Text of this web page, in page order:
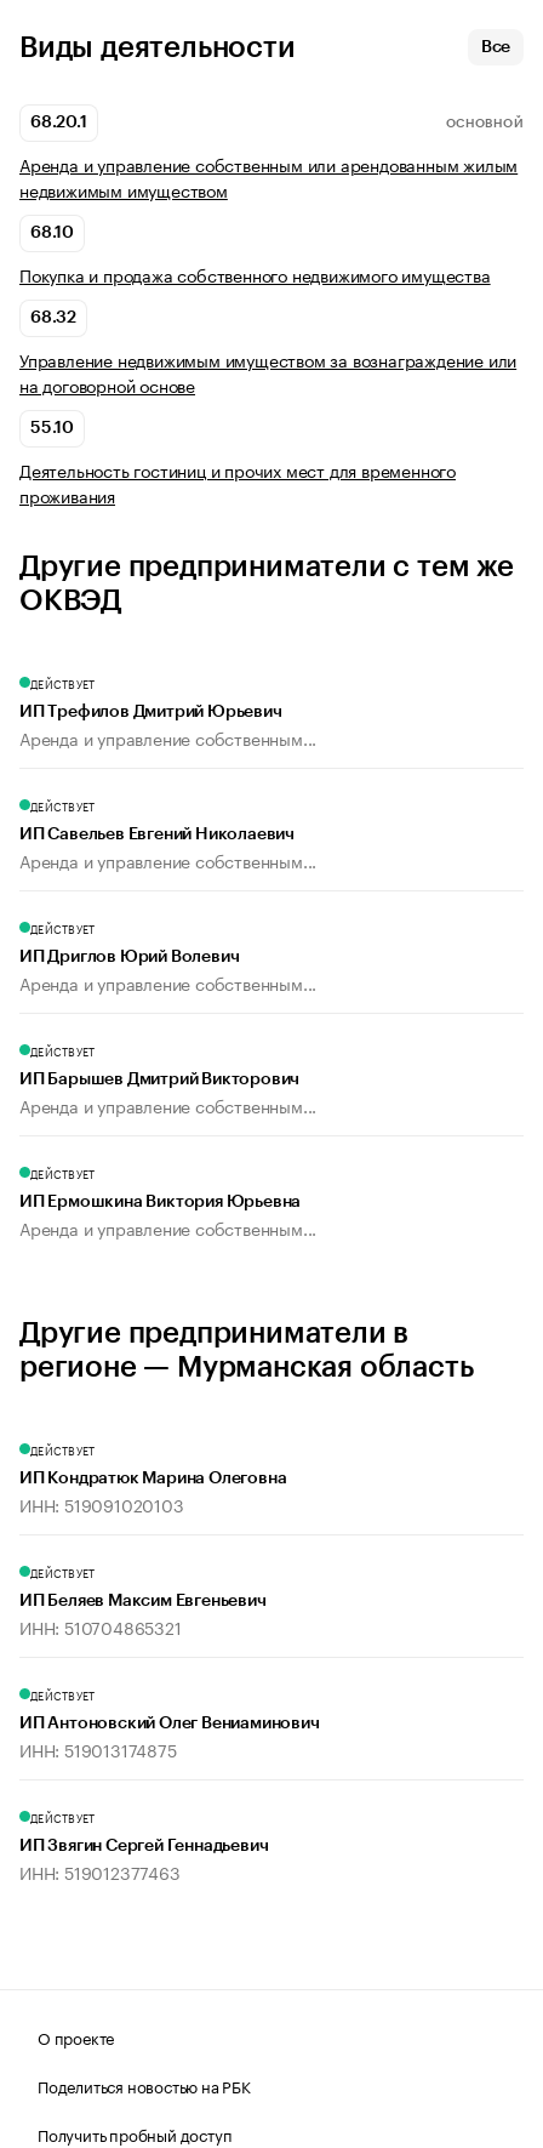
Виды деятельности Все
68.20.1 ОСНОВНОЙ
Аренда и управление собственным или арендованным жилым
недвижимым имуществом
68.10
Покупка и продажа собственного недвижимого имущества
68.32
Управление недвижимым имуществом за вознаграждение или
на договорной основе
55.10
Деятельность гостиниц и прочих мест для временного
проживания
Другие предприниматели с тем же
ОКВЭД
ДЕЙСТВУЕТ
ИП Трефилов Дмитрий Юрьевич
Аренда и управление собственным...
ДЕЙСТВУЕТ
ИП Савельев Евгений Николаевич
Аренда и управление собственным...
ДЕЙСТВУЕТ
ИП Дриглов Юрий Волевич
Аренда и управление собственным...
ДЕЙСТВУЕТ
ИП Барышев Дмитрий Викторович
Аренда и управление собственным...
ДЕЙСТВУЕТ
ИП Ермошкина Виктория Юрьевна
Аренда и управление собственным...
Другие предприниматели в
регионе — Мурманская область
ДЕЙСТВУЕТ
ИП Кондратюк Марина Олеговна
ИНН: 519091020103
ДЕЙСТВУЕТ
ИП Беляев Максим Евгеньевич
ИНН: 510704865321
ДЕЙСТВУЕТ
ИП Антоновский Олег Вениаминович
ИНН: 519013174875
ДЕЙСТВУЕТ
ИП Звягин Сергей Геннадьевич
ИНН: 519012377463
О проекте
Поделиться новостью на РБК
Получить пробный доступ